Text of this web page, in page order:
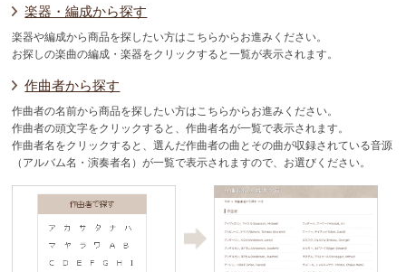
楽器・編成から探す
楽器や編成から商品を探したい方はこちらからお進みください。
お探しの楽曲の編成・楽器をクリックすると一覧が表示されます。
作曲者から探す
作曲者の名前から商品を探したい方はこちらからお進みください。
作曲者の頭文字をクリックすると、作曲者名が一覧で表示されます。
作曲者名をクリックすると、選んだ作曲者の曲とその曲が収録されている音源
（アルバム名・演奏者名）が一覧で表示されますので、お選びください。